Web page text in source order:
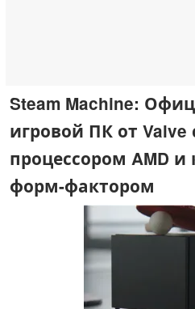
Steam Machine:
игровой ПК от
процессором AMD
форм-фактором